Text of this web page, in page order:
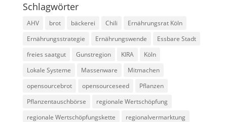
Schlagwörter
AHV brot bäckerei Chili
Ernährungsrat Köln
Ernährungsstrategie
Ernährungswende
Essbare Stadt
freies saatgut
Gunstregion KIRA
Köln
Lokale Systeme
Massenware
Mitmachen
opensourcebrot
opensourceseed
Pflanzen
Pflanzentauschbörse
regionale Wertschöpfung
regionale Wertschöpfungskette
regionalvermarktung